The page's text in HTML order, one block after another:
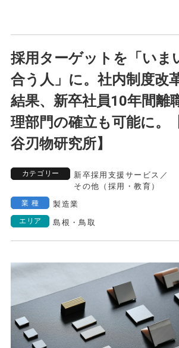
採用ターゲットを「いま
合う人」に。社内制度改
結果、新卒社員10年間離
理部門の確立も可能に。
谷刃物研究所】
カテゴリー 新卒採用支援サービス ／
その他（採用・教育）
業種 製造業
エリア 島根・鳥取